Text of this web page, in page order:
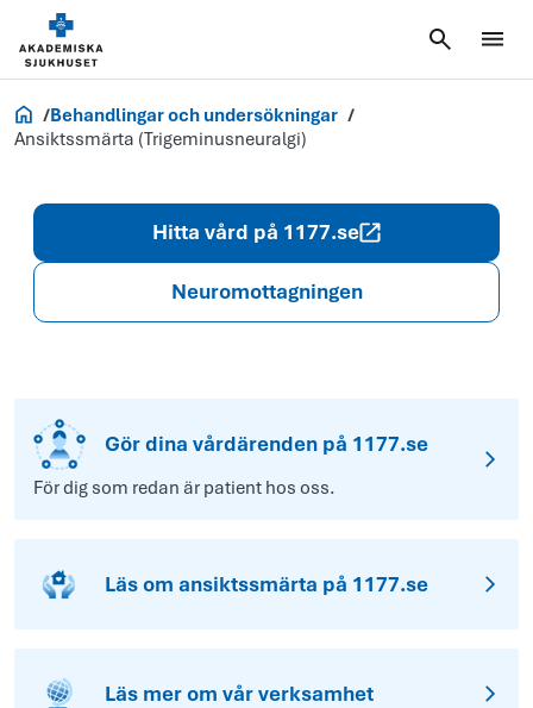
Akademiska.se
Behandlingar och undersökningar
Ansiktssmärta (Trigeminusneuralgi)
Hitta vård på 1177.se
Neuromottagningen
Gör dina vårdärenden på 1177.se
För dig som redan är patient hos oss.
Läs om ansiktssmärta på 1177.se
Läs mer om vår verksamhet